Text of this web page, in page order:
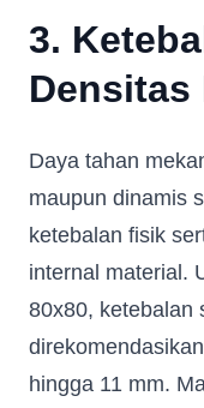
3.
Densitas
Daya tahan
maupun dinamis
ketebalan fisik
internal material.
80x80, ketebalan
hingga 11 mm.